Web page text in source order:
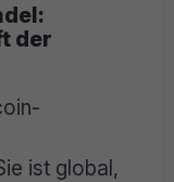
der
ist global,